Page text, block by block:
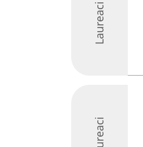
Laureaci
Laureaci